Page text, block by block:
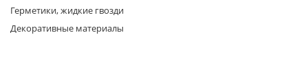
Герметики, жидкие гвозди
Декоративные материалы